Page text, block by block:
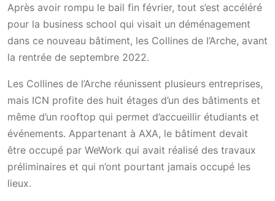
Après avoir rompu le bail fin février, tout s’est accéléré
pour la business school qui visait un déménagement
dans ce nouveau bâtiment, les Collines de l’Arche, avant
la rentrée de septembre 2022.
Les Collines de l’Arche réunissent plusieurs entreprises,
mais ICN profite des huit étages d’un des bâtiments et
même d’un rooftop qui permet d’accueillir étudiants et
événements. Appartenant à AXA, le bâtiment devait
être occupé par WeWork qui avait réalisé des travaux
préliminaires et qui n’ont pourtant jamais occupé les
lieux.